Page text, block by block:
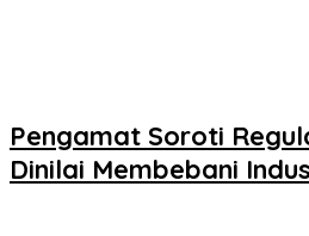
Pengamat Soroti
Dinilai Membebani